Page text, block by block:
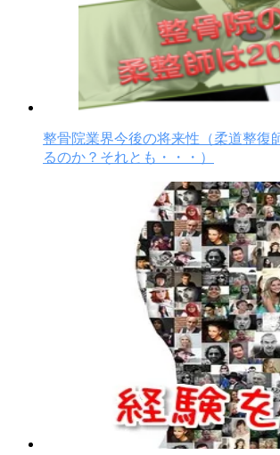
整骨院業界今後の将来性（柔道整復
るのか？それとも・・・）